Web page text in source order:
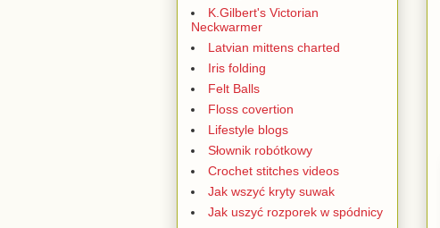
K.Gilbert's Victorian
Neckwarmer
Latvian mittens charted
Iris folding
Felt Balls
Floss covertion
Lifestyle blogs
Słownik robótkowy
Crochet stitches videos
Jak wszyć kryty suwak
Jak uszyć rozporek w spódnicy